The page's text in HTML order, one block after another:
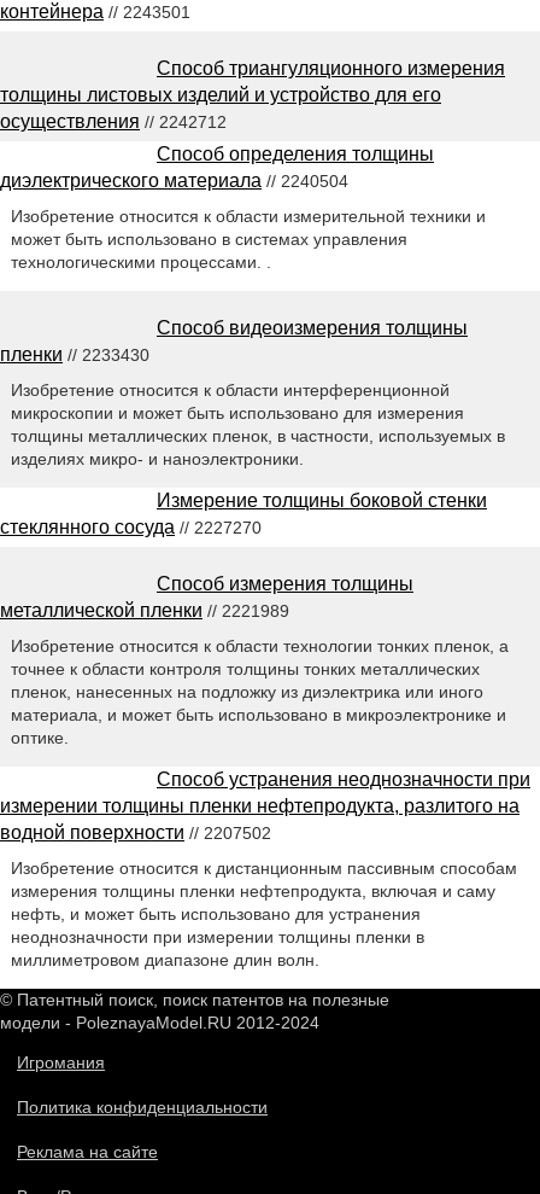
контейнера // 2243501
Способ триангуляционного измерения
толщины листовых изделий и устройство для его
осуществления // 2242712
Способ определения толщины
диэлектрического материала // 2240504
Изобретение относится к области измерительной техники и
может быть использовано в системах управления
технологическими процессами. .
Способ видеоизмерения толщины
пленки // 2233430
Изобретение относится к области интерференционной
микроскопии и может быть использовано для измерения
толщины металлических пленок, в частности, используемых в
изделиях микро- и наноэлектроники.
Измерение толщины боковой стенки
стеклянного сосуда // 2227270
Способ измерения толщины
металлической пленки // 2221989
Изобретение относится к области технологии тонких пленок, а
точнее к области контроля толщины тонких металлических
пленок, нанесенных на подложку из диэлектрика или иного
материала, и может быть использовано в микроэлектронике и
оптике.
Способ устранения неоднозначности при
измерении толщины пленки нефтепродукта, разлитого на
водной поверхности // 2207502
Изобретение относится к дистанционным пассивным способам
измерения толщины пленки нефтепродукта, включая и саму
нефть, и может быть использовано для устранения
неоднозначности при измерении толщины пленки в
миллиметровом диапазоне длин волн.
© Патентный поиск, поиск патентов на полезные
модели - PoleznayaModel.RU 2012-2024
Игромания
Политика конфиденциальности
Реклама на сайте